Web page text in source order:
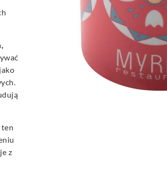
z